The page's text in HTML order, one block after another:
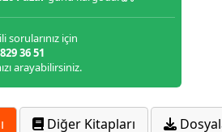
sorularınız için
36 51
arayabilirsiniz.
Diğer Kitapları